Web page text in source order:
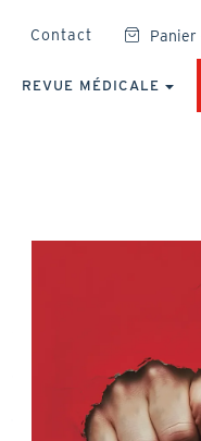
Contact Panier
REVUE MÉDICALE